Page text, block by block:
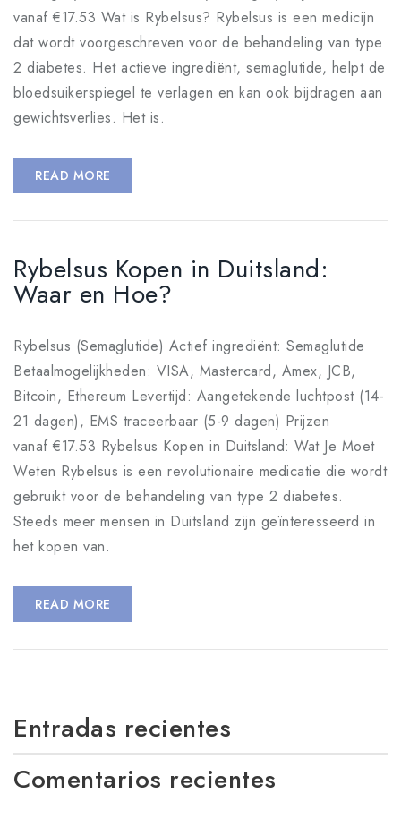
vanaf €17.53 Wat is Rybelsus? Rybelsus is een medicijn
dat wordt voorgeschreven voor de behandeling van type
2 diabetes. Het actieve ingrediënt, semaglutide, helpt de
bloedsuikerspiegel te verlagen en kan ook bijdragen aan
gewichtsverlies. Het is.
READ MORE
Rybelsus Kopen in Duitsland:
Waar en Hoe?
Rybelsus (Semaglutide) Actief ingrediënt: Semaglutide
Betaalmogelijkheden: VISA, Mastercard, Amex, JCB,
Bitcoin, Ethereum Levertijd: Aangetekende luchtpost (14-
21 dagen), EMS traceerbaar (5-9 dagen) Prijzen
vanaf €17.53 Rybelsus Kopen in Duitsland: Wat Je Moet
Weten Rybelsus is een revolutionaire medicatie die wordt
gebruikt voor de behandeling van type 2 diabetes.
Steeds meer mensen in Duitsland zijn geïnteresseerd in
het kopen van.
READ MORE
Entradas recientes
Comentarios recientes